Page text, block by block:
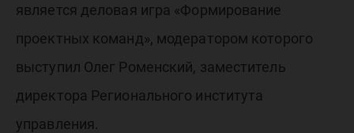
является деловая игра «Формирование
проектных команд», модератором которого
выступил Олег Роменский, заместитель
директора Регионального института
управления.